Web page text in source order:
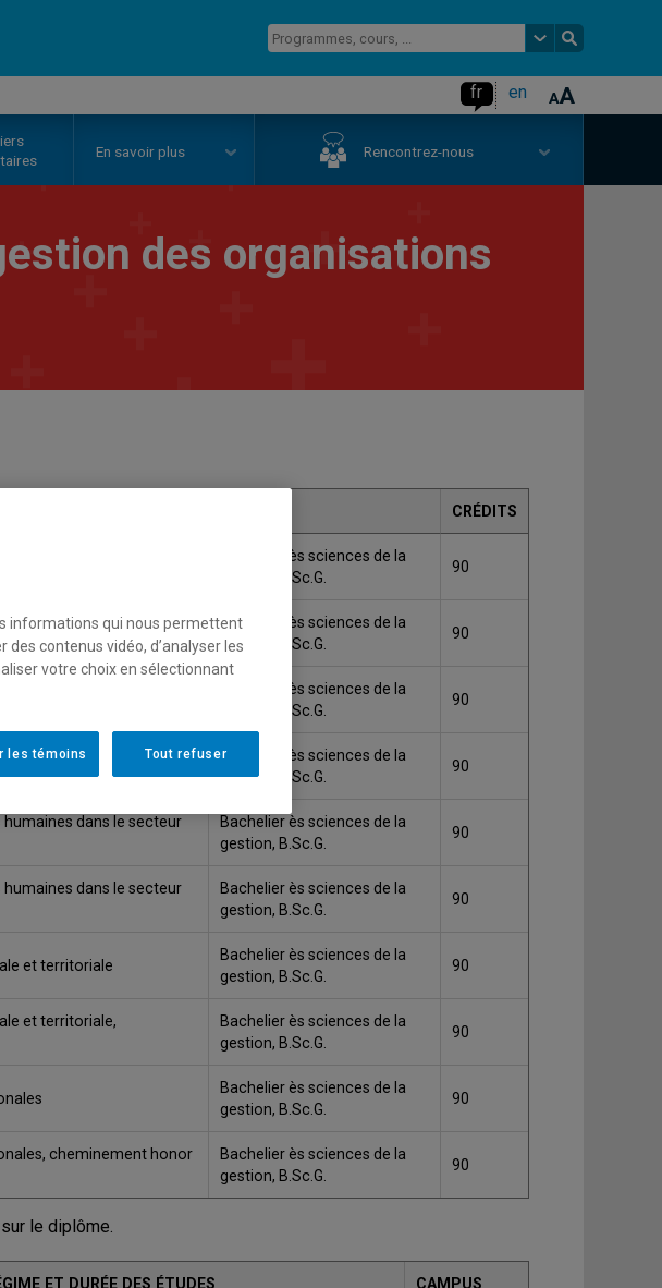
fr en
En savoir plus Rencontrez-nous
des organisations
CRÉDITS
Bachelier ès sciences de la
gestion, B.Sc.G.
90
cheminement honor *
Bachelier ès sciences de la
gestion, B.Sc.G.
90
Bachelier ès sciences de la
gestion, B.Sc.G.
90
publiques, cheminement
Bachelier ès sciences de la
gestion, B.Sc.G.
90
dans le secteur
Bachelier ès sciences de la
gestion, B.Sc.G.
90
dans le secteur
Bachelier ès sciences de la
gestion, B.Sc.G.
90
et territoriale
Bachelier ès sciences de la
gestion, B.Sc.G.
90
et territoriale,
Bachelier ès sciences de la
gestion, B.Sc.G.
90
Bachelier ès sciences de la
gestion, B.Sc.G.
90
cheminement honor
Bachelier ès sciences de la
gestion, B.Sc.G.
90
le diplôme.
ET DURÉE DES ÉTUDES CAMPUS
informations qui nous permettent
contenus vidéo, d’analyser les
votre choix en sélectionnant
Tout refuser
les témoins